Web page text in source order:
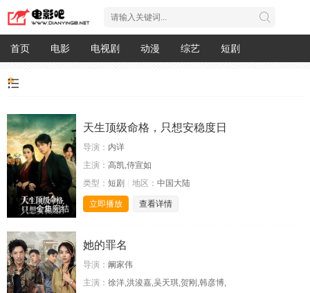
首页 电影 电视剧 动漫 综艺 短剧
全集完结
天生顶级命格，只想安稳度日
导演： 内详
主演： 高凯,侍宣如
类型： 短剧 地区： 中国大陆
立即播放 查看详情
她的罪名
导演： 阚家伟
主演： 徐洋,洪浚嘉,吴天琪,贺刚,韩彦博,